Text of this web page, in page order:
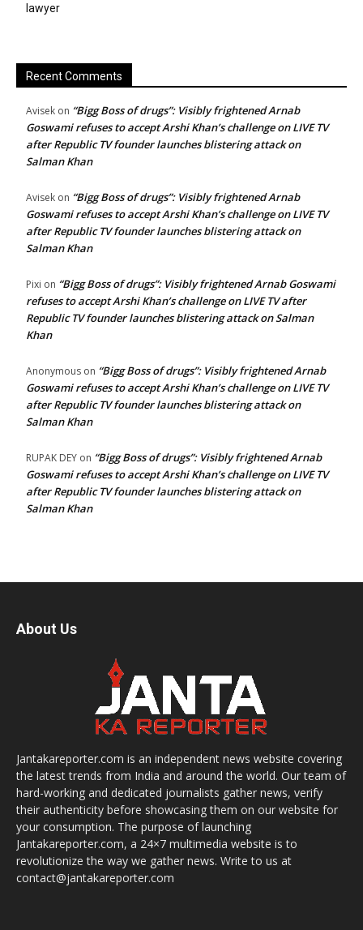
lawyer
Recent Comments
Avisek on “Bigg Boss of drugs”: Visibly frightened Arnab
Goswami refuses to accept Arshi Khan’s challenge on LIVE TV
after Republic TV founder launches blistering attack on
Salman Khan
Avisek on “Bigg Boss of drugs”: Visibly frightened Arnab
Goswami refuses to accept Arshi Khan’s challenge on LIVE TV
after Republic TV founder launches blistering attack on
Salman Khan
Pixi on “Bigg Boss of drugs”: Visibly frightened Arnab Goswami
refuses to accept Arshi Khan’s challenge on LIVE TV after
Republic TV founder launches blistering attack on Salman
Khan
Anonymous on “Bigg Boss of drugs”: Visibly frightened Arnab
Goswami refuses to accept Arshi Khan’s challenge on LIVE TV
after Republic TV founder launches blistering attack on
Salman Khan
RUPAK DEY on “Bigg Boss of drugs”: Visibly frightened Arnab
Goswami refuses to accept Arshi Khan’s challenge on LIVE TV
after Republic TV founder launches blistering attack on
Salman Khan
About Us
Jantakareporter.com is an independent news website covering
the latest trends from India and around the world. Our team of
hard-working and dedicated journalists gather news, verify
their authenticity before showcasing them on our website for
your consumption. The purpose of launching
Jantakareporter.com, a 24×7 multimedia website is to
revolutionize the way we gather news. Write to us at
contact@jantakareporter.com